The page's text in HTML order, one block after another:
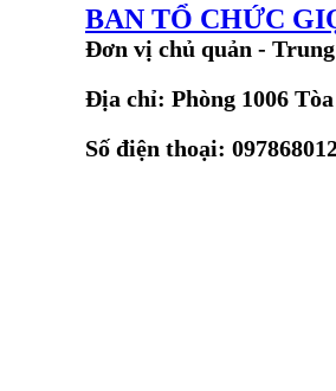
BAN TỔ CHỨC
Đơn vị chủ quản -
Địa chỉ: Phòng 1006
Số điện thoại: